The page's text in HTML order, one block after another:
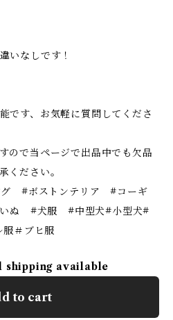
いなしです！
です、お気軽に質問してくださ
ので当ページで出品中でも欠品
ください。
#ボストンテリア #コーギ
ぬ #犬服 #中型犬#小型犬#
＃ブヒ服
available
to cart